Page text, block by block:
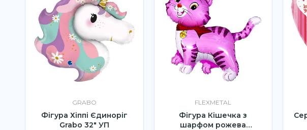
GRABO
Фігура Хіппі Єдиноріг
Grabo 32" УП
FLEXMETAL
Фігура Кішечка з
шарфом рожева